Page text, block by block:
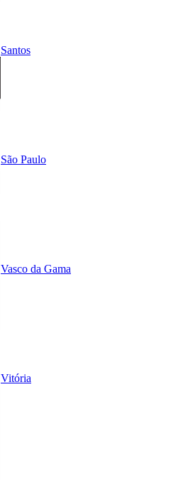
Santos
São Paulo
Vasco da Gama
Vitória